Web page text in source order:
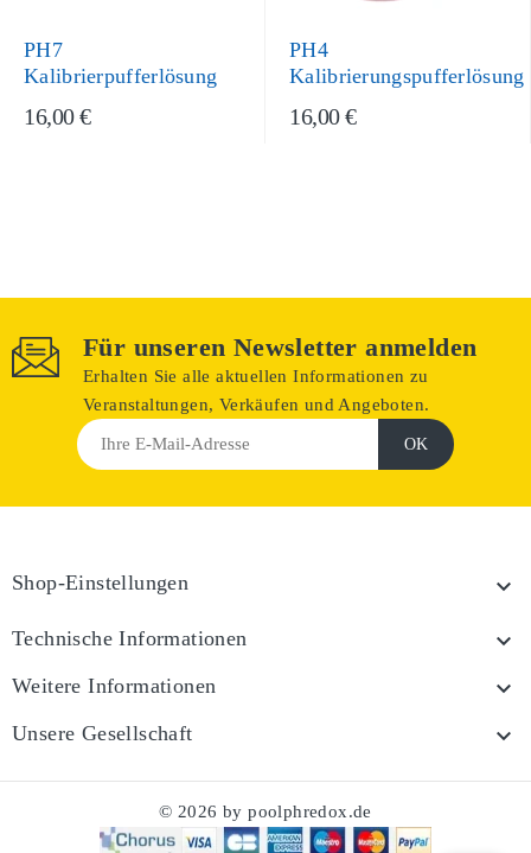
PH7
Kalibrierpufferlösung
16,00 €
PH4
Kalibrierungspufferlösung
16,00 €
Für unseren Newsletter anmelden
Erhalten Sie alle aktuellen Informationen zu
Veranstaltungen, Verkäufen und Angeboten.
Shop-Einstellungen 
Technische Informationen 
Weitere Informationen 
Unsere Gesellschaft 
© 2026 by poolphredox.de